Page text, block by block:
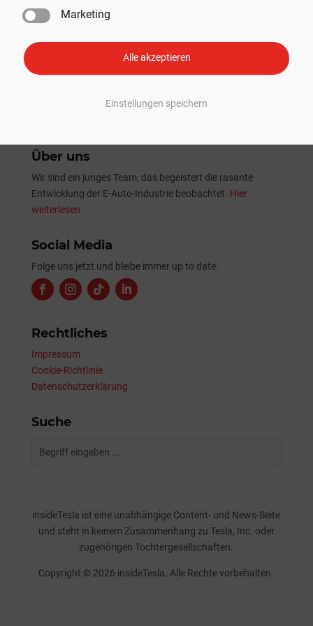
Marketing
Alle akzeptieren
Einstellungen speichern
erster Nutzlast-Beförderung
Verbesserungen im Überblick
Über uns
Wir sind ein junges Team, das begeistert die rasante
Entwicklung der E-Auto-Industrie beobachtet. Hier
weiterlesen.
Social Media
Folge uns jetzt und bleibe immer up to date.
Rechtliches
Impressum
Cookie-Richtlinie
Datenschutzerklärung
Suche
insideTesla ist eine unabhängige Content- und News-Seite
und steht in keinem Zusammenhang zu Tesla, Inc. oder
zugehörigen Tochtergesellschaften.
Copyright © 2026 insideTesla. Alle Rechte vorbehalten.